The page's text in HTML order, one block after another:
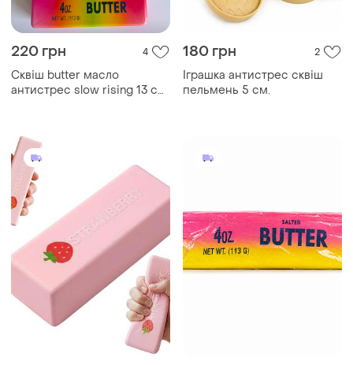
220 грн 4
Сквіш butter масло
антистрес slow rising 13 см
180 грн 2
Іграшка антистрес сквіш
пельмень 5 см.